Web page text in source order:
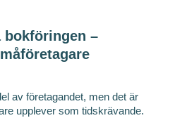
bokföringen –
av företagandet, men det är
upplever som tidskrävande.